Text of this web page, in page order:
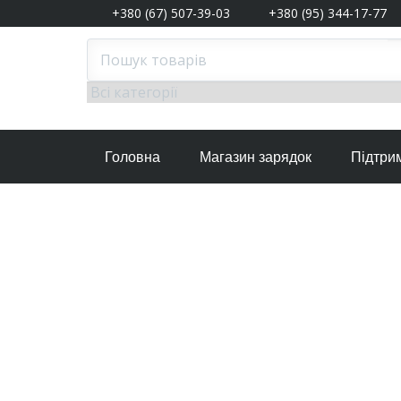
+380 (67) 507-39-03 +380 (95) 344-17-77
Головна Магазин зарядок